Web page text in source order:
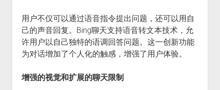
用户不仅可以通过语音指令提出问题，还可以用自
己的声音回复。Bing聊天支持语音转文本技术，允
许用户以自己独特的语调回答问题。这一创新功能
为对话增加了个人化的触感，增强了用户体验。
增强的视觉和扩展的聊天限制